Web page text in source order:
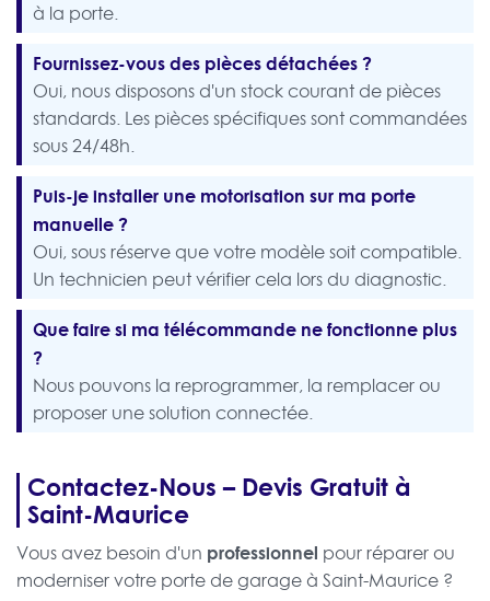
à la porte.
Fournissez-vous des pièces détachées ?
Oui, nous disposons d'un stock courant de pièces
standards. Les pièces spécifiques sont commandées
sous 24/48h.
Puis-je installer une motorisation sur ma porte
manuelle ?
Oui, sous réserve que votre modèle soit compatible.
Un technicien peut vérifier cela lors du diagnostic.
Que faire si ma télécommande ne fonctionne plus
?
Nous pouvons la reprogrammer, la remplacer ou
proposer une solution connectée.
Contactez-Nous – Devis Gratuit à
Saint-Maurice
Vous avez besoin d'un professionnel pour réparer ou
moderniser votre porte de garage à Saint-Maurice ?